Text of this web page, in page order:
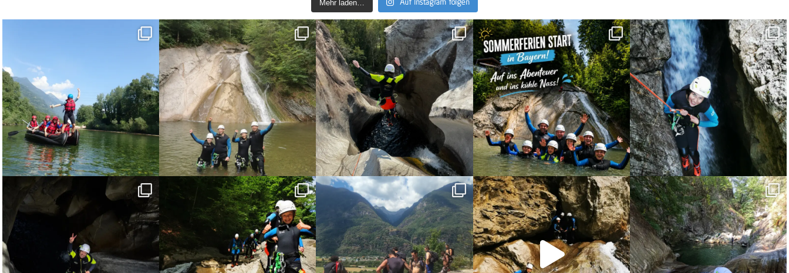
Mehr laden… Auf Instagram folgen